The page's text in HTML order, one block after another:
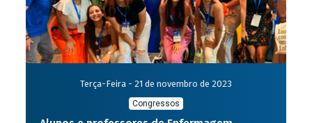
Terça-Feira - 21 de novembro de 2023
Congressos